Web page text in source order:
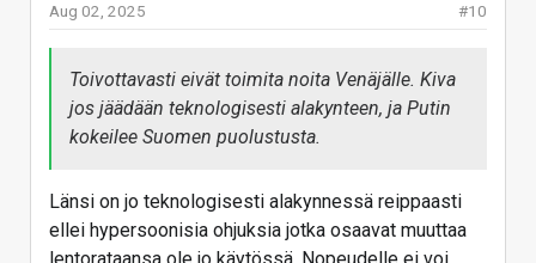
#10
Aug 02, 2025
Toivottavasti eivät toimita noita Venäjälle. Kiva
jos jäädään teknologisesti alakynteen, ja Putin
kokeilee Suomen puolustusta.
Länsi on jo teknologisesti alakynnessä reippaasti
ellei hypersoonisia ohjuksia jotka osaavat muuttaa